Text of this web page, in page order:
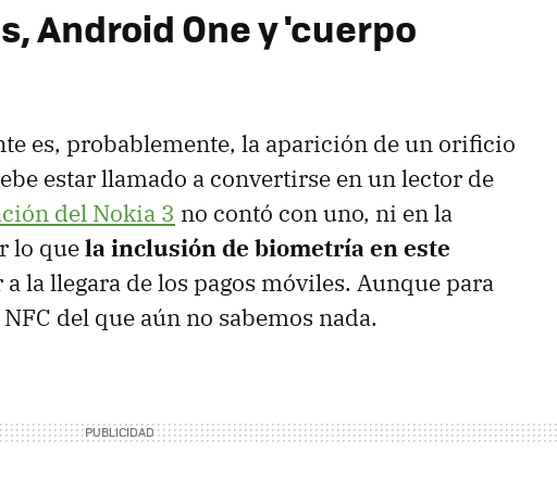
Android One y 'cuerpo
es, probablemente, la aparición de un orificio
estar llamado a convertirse en un lector de
del Nokia 3 no contó con uno, ni en la
lo quela inclusión de biometría en este
la llegara de los pagos móviles. Aunque para
del que aún no sabemos nada.